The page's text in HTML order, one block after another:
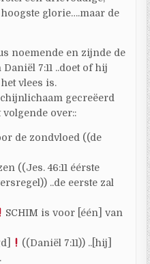
glorie….maar de
noemende en zijnde de
7:11 ..doet of hij
vlees is.
gecreëerd
volgende over::
de zondvloed ((de
((Jes. 46:11 éérste
..de eerste zal
SCHIM is voor [één] van
((Daniël 7:11)) ..[hij]